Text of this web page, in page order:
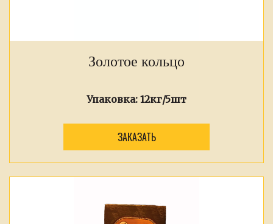
Золотое кольцо
Упаковка: 12кг/5шт
ЗАКАЗАТЬ